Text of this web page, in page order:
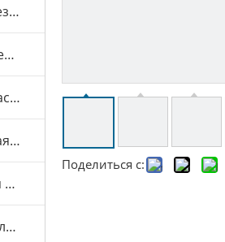
Машина для испытаний резины и пластика
Машина для испытаний мебели
Машина для испытания масок
Текстильная испытательная машина
Машина для тестирования игрушек
Машина для испытаний шлемов
Поделиться с: